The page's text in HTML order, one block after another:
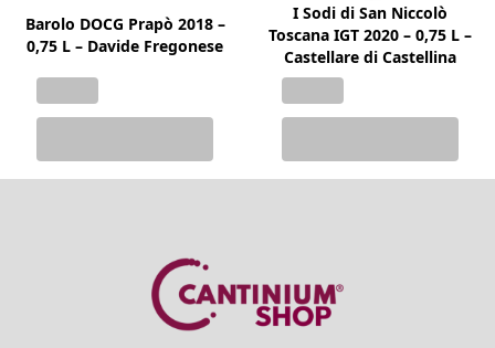
Barolo DOCG Prapò 2018 –
0,75 L – Davide Fregonese
I Sodi di San Niccolò
Toscana IGT 2020 – 0,75 L –
Castellare di Castellina